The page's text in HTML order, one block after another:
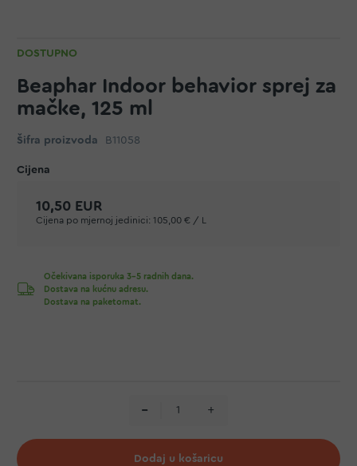
DOSTUPNO
Beaphar Indoor behavior sprej za
mačke, 125 ml
Šifra proizvoda B11058
10,50 EUR
Cijena po mjernoj jedinici: 105,00 € / L
Očekivana isporuka 3-5 radnih dana.
Dostava na kućnu adresu.
Dostava na paketomat.
Dodaj u košaricu